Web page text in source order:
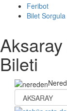
Feribot
Bilet Sorgula
Bileti